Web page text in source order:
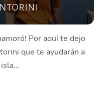
Por aquí te dejo
que te ayudarán a